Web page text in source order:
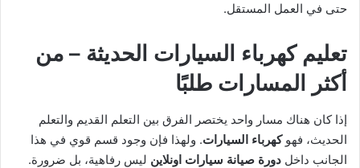
حتى في العمل المستقل.
تعليم كهرباء السيارات الحديثة – من
أكثر المسارات طلبًا
إذا كان هناك مسار واحد يختصر الفرق بين التعلم القديم والتعلم
الحديث، فهوكهرباء السيارات. ولهذا فإن وجود قسم قوي في هذا
الجانب داخل دورة صيانة سيارات اونلاين ليس رفاهية، بل ضرورة.